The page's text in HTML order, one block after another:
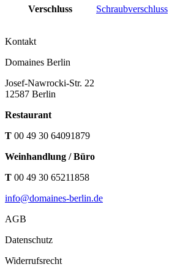
Verschluss Schraubverschluss
Kontakt
Domaines Berlin
Josef-Nawrocki-Str. 22
12587 Berlin
Restaurant
T 00 49 30 64091879
Weinhandlung / Büro
T 00 49 30 65211858
info@domaines-berlin.de
AGB
Datenschutz
Widerrufsrecht